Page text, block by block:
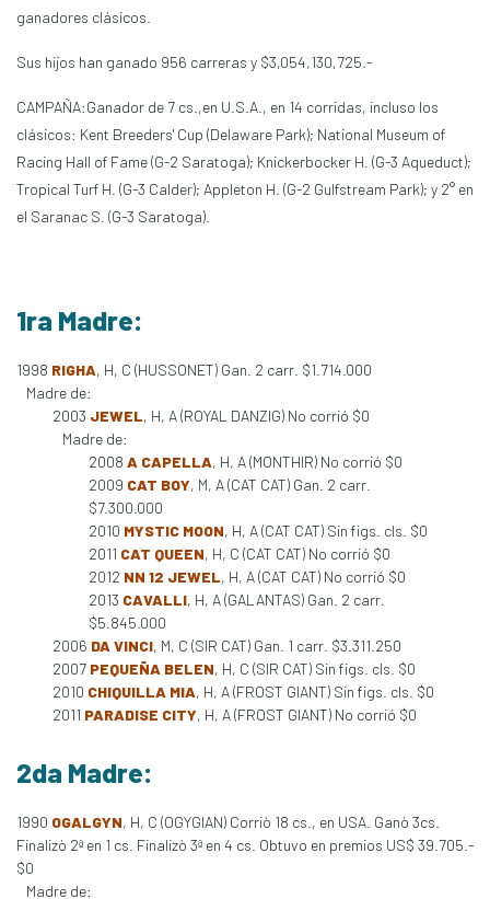
ganadores clásicos.
Sus hijos han ganado 956 carreras y $3,054,130,725.-
CAMPAÑA:Ganador de 7 cs.,en U.S.A., en 14 corridas, incluso los
clásicos: Kent Breeders' Cup (Delaware Park); National Museum of
Racing Hall of Fame (G-2 Saratoga); Knickerbocker H. (G-3 Aqueduct);
Tropical Turf H. (G-3 Calder); Appleton H. (G-2 Gulfstream Park); y 2° en
el Saranac S. (G-3 Saratoga).
1ra Madre:
1998 RIGHA, H, C (HUSSONET) Gan. 2 carr. $1.714.000
Madre de:
2003 JEWEL, H, A (ROYAL DANZIG) No corrió $0
Madre de:
2008 A CAPELLA, H, A (MONTHIR) No corrió $0
2009 CAT BOY, M, A (CAT CAT) Gan. 2 carr.
$7.300.000
2010 MYSTIC MOON, H, A (CAT CAT) Sin figs. cls. $0
2011 CAT QUEEN, H, C (CAT CAT) No corrió $0
2012 NN 12 JEWEL, H, A (CAT CAT) No corrió $0
2013 CAVALLI, H, A (GALANTAS) Gan. 2 carr.
$5.845.000
2006 DA VINCI, M, C (SIR CAT) Gan. 1 carr. $3.311.250
2007 PEQUEÑA BELEN, H, C (SIR CAT) Sin figs. cls. $0
2010 CHIQUILLA MIA, H, A (FROST GIANT) Sin figs. cls. $0
2011 PARADISE CITY, H, A (FROST GIANT) No corrió $0
2da Madre:
1990 OGALGYN, H, C (OGYGIAN) Corriò 18 cs., en USA. Ganò 3cs.
Finalizò 2ª en 1 cs. Finalizò 3ª en 4 cs. Obtuvo en premios US$ 39.705.-
$0
Madre de: